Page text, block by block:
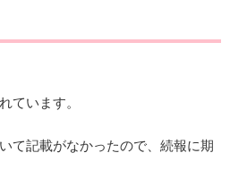
ています。
て記載がなかったので、続報に期